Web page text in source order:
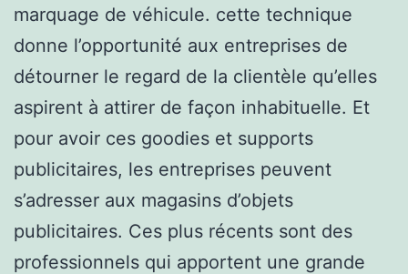
marquage de véhicule. cette technique
donne l’opportunité aux entreprises de
détourner le regard de la clientèle qu’elles
aspirent à attirer de façon inhabituelle. Et
pour avoir ces goodies et supports
publicitaires, les entreprises peuvent
s’adresser aux magasins d’objets
publicitaires. Ces plus récents sont des
professionnels qui apportent une grande